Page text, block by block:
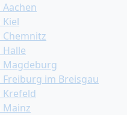
Magdeburg
im Breisgau